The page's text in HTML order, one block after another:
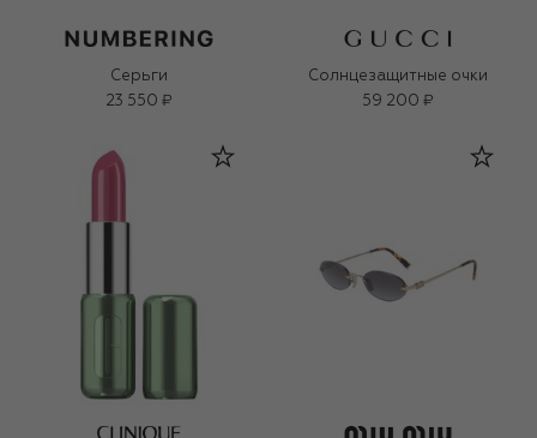
Серьги
23 550 ₽
Солнцезащитные очки
59 200 ₽